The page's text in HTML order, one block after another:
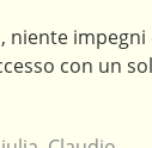
niente
con un